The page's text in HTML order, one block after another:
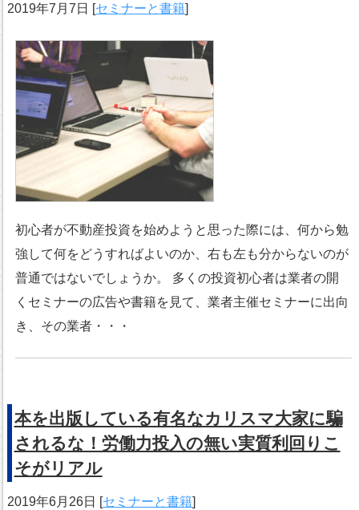
2019年7月7日 [セミナーと書籍]
初心者が不動産投資を始めようと思った際には、何から勉
強して何をどうすればよいのか、右も左も分からないのが
普通ではないでしょうか。 多くの投資初心者は業者の開
くセミナーの広告や書籍を見て、業者主催セミナーに出向
き、その業者・・・
本を出版している有名なカリスマ大家に騙
されるな！労働力投入の無い実質利回りこ
そがリアル
2019年6月26日 [セミナーと書籍]